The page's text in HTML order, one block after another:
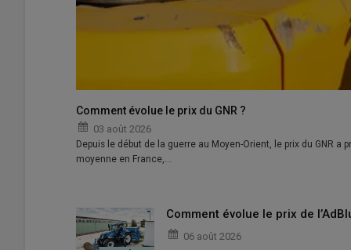
Lire aussi : Kuhn - Une presse à balles rondes
Comment évolue le prix du GNR ?
03 août 2026
Depuis le début de la guerre au Moyen-Orient, le prix du GNR a
moyenne en France,…
Comment évolue le prix de
06 août 2026